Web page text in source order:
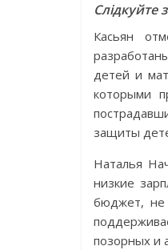
Слідкуйте
Касьян
детей и
которыми
защиты
Наталья
низкие
бюджет, не
позорных и